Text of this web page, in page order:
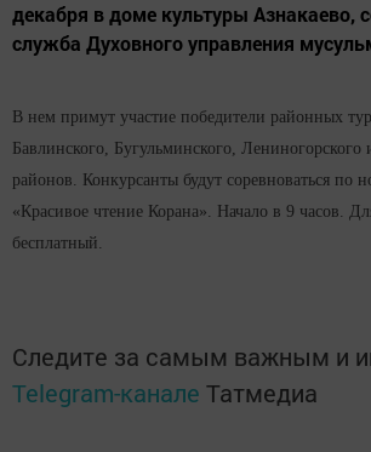
декабря в доме культуры Азнакаево,
служба Духовного управления
В нем примут участие победители районных
Бавлинского, Бугульминского,
районов. Конкурсанты будут соревноваться
«Красивое чтение Корана». Начало в 9 часов.
бесплатный.
Следите за самым важным и
Telegram-канале Татмедиа